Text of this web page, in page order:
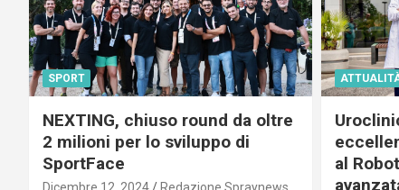
SPORT
NEXTING, chiuso round da oltre
2 milioni per lo sviluppo di
SportFace
al